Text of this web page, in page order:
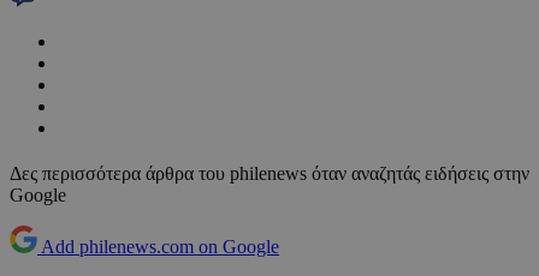
Δες περισσότερα άρθρα του philenews όταν αναζητάς ειδήσεις στην
Google
Add philenews.com on Google